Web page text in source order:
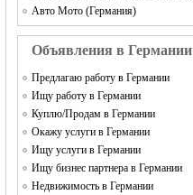
Авто Мото (Германия)
Объявления в Германии
Предлагаю работу в Германии
Ищу работу в Германии
Куплю/Продам в Германии
Окажу услуги в Германии
Ищу услуги в Германии
Ищу бизнес партнера в Германии
Недвижимость в Германии